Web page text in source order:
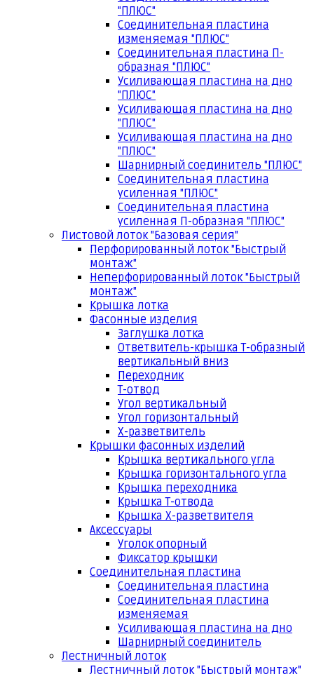
"ПЛЮС"
Соединительная пластина
изменяемая "ПЛЮС"
Соединительная пластина П-
образная "ПЛЮС"
Усиливающая пластина на дно
"ПЛЮС"
Усиливающая пластина на дно
"ПЛЮС"
Усиливающая пластина на дно
"ПЛЮС"
Шарнирный соединитель "ПЛЮС"
Соединительная пластина
усиленная "ПЛЮС"
Соединительная пластина
усиленная П-образная "ПЛЮС"
Листовой лоток "Базовая серия"
Перфорированный лоток "Быстрый
монтаж"
Неперфорированный лоток "Быстрый
монтаж"
Крышка лотка
Фасонные изделия
Заглушка лотка
Ответвитель-крышка Т-образный
вертикальный вниз
Переходник
Т-отвод
Угол вертикальный
Угол горизонтальный
Х-разветвитель
Крышки фасонных изделий
Крышка вертикального угла
Крышка горизонтального угла
Крышка переходника
Крышка Т-отвода
Крышка Х-разветвителя
Аксессуары
Уголок опорный
Фиксатор крышки
Соединительная пластина
Соединительная пластина
Соединительная пластина
изменяемая
Усиливающая пластина на дно
Шарнирный соединитель
Лестничный лоток
Лестничный лоток "Быстрый монтаж"